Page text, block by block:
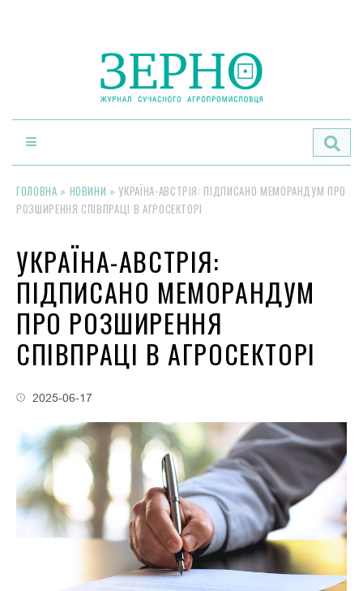
ГОЛОВНА » НОВИНИ » УКРАЇНА-АВСТРІЯ: ПІДПИСАНО МЕМОРАНДУМ ПРО
РОЗШИРЕННЯ СПІВПРАЦІ В АГРОСЕКТОРІ
УКРАЇНА-АВСТРІЯ:
ПІДПИСАНО МЕМОРАНДУМ
ПРО РОЗШИРЕННЯ
СПІВПРАЦІ В АГРОСЕКТОРІ
2025-06-17